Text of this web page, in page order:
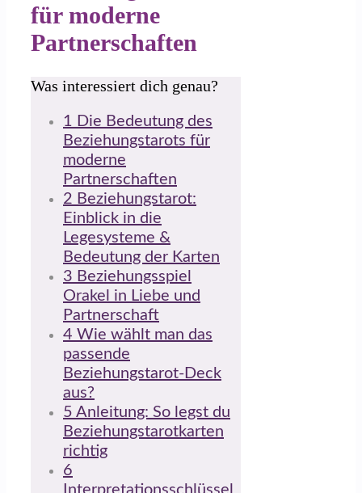
für moderne
Partnerschaften
Was interessiert dich genau?
1 Die Bedeutung des
Beziehungstarots für
moderne
Partnerschaften
2 Beziehungstarot:
Einblick in die
Legesysteme &
Bedeutung der Karten
3 Beziehungsspiel
Orakel in Liebe und
Partnerschaft
4 Wie wählt man das
passende
Beziehungstarot-Deck
aus?
5 Anleitung: So legst du
Beziehungstarotkarten
richtig
6